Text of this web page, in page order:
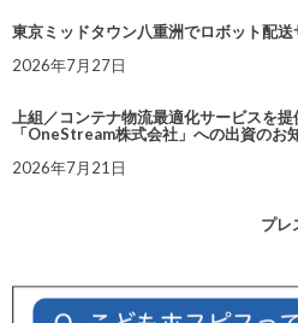
東京ミッドタウン八重洲でロボット配
2026年7月27日
上組／コンテナ物流最適化サービスを
「OneStream株式会社」への出資のお
2026年7月21日
プレ